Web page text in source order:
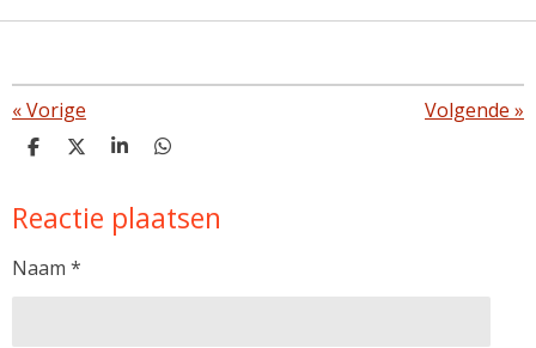
«Vorige Volgende »
D
e
n
D
l
S
r
e
D
e
n
Reactie plaatsen
Naam *